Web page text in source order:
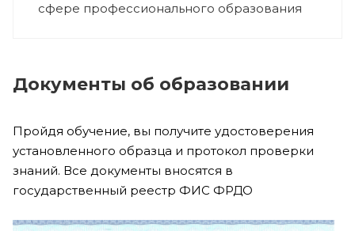
сфере профессионального образования
Документы об образовании
Пройдя обучение, вы получите удостоверения
установленного образца и протокол проверки
знаний. Все документы вносятся в
государственный реестр ФИС ФРДО